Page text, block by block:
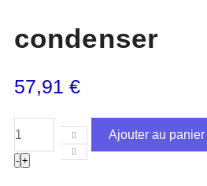
condenser
57,91 €
- +
Ajouter au panier